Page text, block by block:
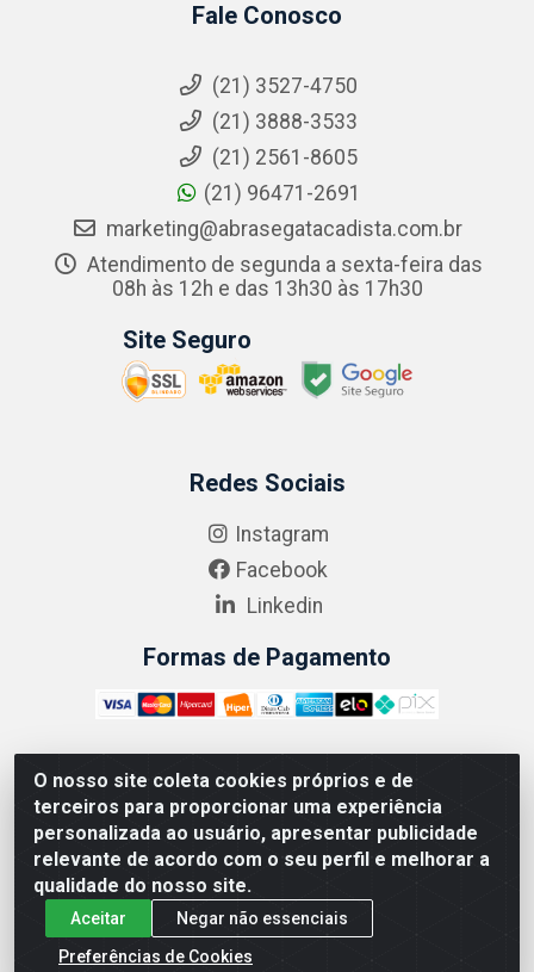
O nosso site coleta cookies próprios e de
terceiros para proporcionar uma experiência
personalizada ao usuário, apresentar publicidade
relevante de acordo com o seu perfil e melhorar a
qualidade do nosso site.
Aceitar
Negar não essenciais
Preferências de Cookies
Fale Conosco
(21) 3527-4750
(21) 3888-3533
(21) 2561-8605
(21) 96471-2691
marketing@abrasegatacadista.com.br
Atendimento de segunda a sexta-feira das
08h às 12h e das 13h30 às 17h30
Site Seguro
Redes Sociais
Instagram
Facebook
Linkedin
Formas de Pagamento
ABRASEG COMÉRCIO ATACADISTA LTDA - CNPJ:
10.894.768/0001-00 - Avenida Lobo Júnior, 1045 -
Penha Circular - Rio de Janeiro - RJ - CEP 21020-124